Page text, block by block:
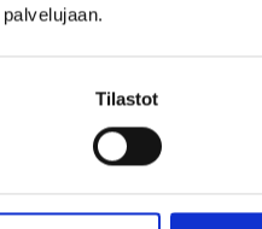
Tilastot
0 €
+ Lisää
yritysasiakas?
(Ilman alvia)